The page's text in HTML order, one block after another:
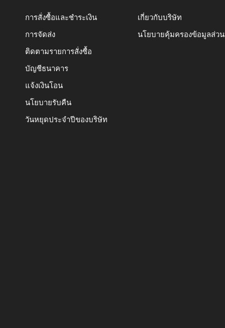
การสั่งซื้อและชำระเงิน
การจัดส่ง
ติดตามรายการสั่งซื้อ
บัญชีธนาคาร
แจ้งเงินโอน
นโยบายรับคืน
วันหยุดประจำปีของบริษัท
เกี่ยวกับบริษัท
นโยบายคุ้มครองข้อมูลส่ว